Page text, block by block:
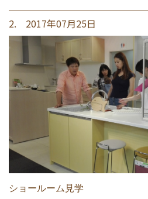
2. 2017年07月25日
ショールーム見学